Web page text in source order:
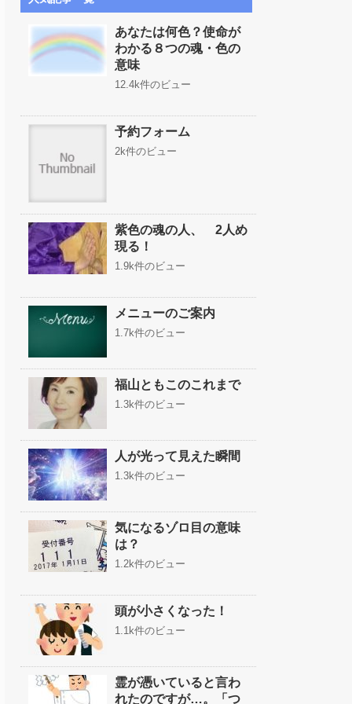
あなたは何色？使命が
わかる８つの魂・色の
意味
12.4k件のビュー
予約フォーム
2k件のビュー
紫色の魂の人、 2人め
現る！
1.9k件のビュー
メニューのご案内
1.7k件のビュー
福山ともこのこれまで
1.3k件のビュー
人が光って見えた瞬間
1.3k件のビュー
気になるゾロ目の意味
は？
1.2k件のビュー
頭が小さくなった！
1.1k件のビュー
霊が憑いていると言わ
れたのですが…。「つ